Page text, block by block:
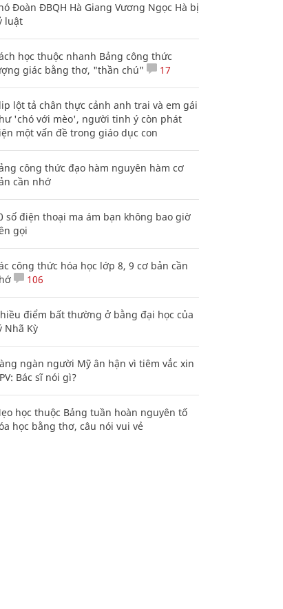
Đoàn ĐBQH Hà Giang Vương Ngọc Hà bị
luật
học thuộc nhanh Bảng công thức
giác bằng thơ, "thần chú"
17
lột tả chân thực cảnh anh trai và em gái
'chó với mèo', người tinh ý còn phát
một vấn đề trong giáo dục con
công thức đạo hàm nguyên hàm cơ
cần nhớ
số điện thoại ma ám bạn không bao giờ
gọi
công thức hóa học lớp 8, 9 cơ bản cần
106
điểm bất thường ở bằng đại học của
Nhã Kỳ
ngàn người Mỹ ân hận vì tiêm vắc xin
Bác sĩ nói gì?
học thuộc Bảng tuần hoàn nguyên tố
học bằng thơ, câu nói vui vẻ